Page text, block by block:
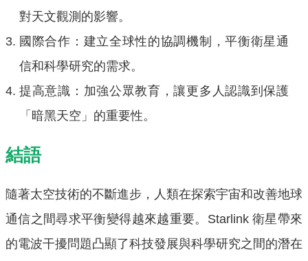
對天文觀測的影響。
國際合作：建立全球性的協調機制，平衡衛星通
信和科學研究的需求。
提高意識：加強公眾教育，讓更多人認識到保護
「暗黑天空」的重要性。
結語
隨著太空技術的不斷進步，人類在探索宇宙和改善地球
通信之間尋求平衡變得越來越重要。Starlink 衛星帶來
的電波干擾問題凸顯了科技發展與科學研究之間的潛在